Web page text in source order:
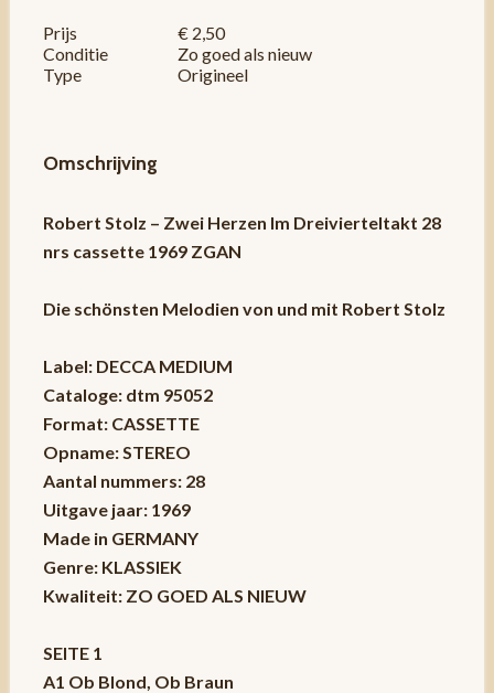
Prijs
€ 2,50
Conditie
Zo goed als nieuw
Type
Origineel
Omschrijving
Robert Stolz – Zwei Herzen Im Dreivierteltakt 28
nrs cassette 1969 ZGAN
Die schönsten Melodien von und mit Robert Stolz
Label: DECCA MEDIUM
Cataloge: dtm 95052
Format: CASSETTE
Opname: STEREO
Aantal nummers: 28
Uitgave jaar: 1969
Made in GERMANY
Genre: KLASSIEK
Kwaliteit: ZO GOED ALS NIEUW
SEITE 1
A1 Ob Blond, Ob Braun